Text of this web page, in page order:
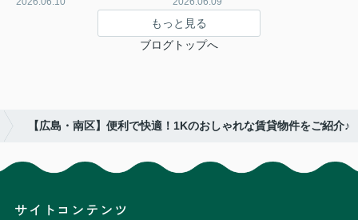
もっと見る
ブログトップへ
【広島・南区】便利で快適！1Kのおしゃれな賃貸物件をご紹介♪
サイトコンテンツ